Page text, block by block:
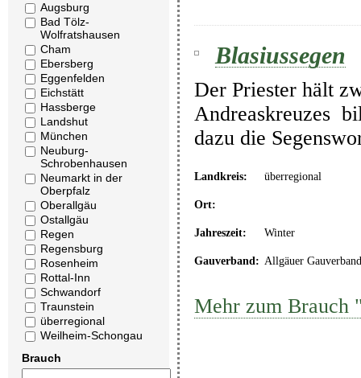
Augsburg
Bad Tölz-
Wolfratshausen
Cham
Ebersberg
Eggenfelden
Eichstätt
Hassberge
Landshut
München
Neuburg-
Schrobenhausen
Neumarkt in der
Oberpfalz
Oberallgäu
Ostallgäu
Regen
Regensburg
Rosenheim
Rottal-Inn
Schwandorf
Traunstein
überregional
Weilheim-Schongau
Brauch
Blasiussegen
Der Priester hält
Andreaskreuzes
dazu die
Landkreis: überregional
Ort:
Jahreszeit: Winter
Gauverband: Allgäuer Gauverband
Mehr zum Brauch